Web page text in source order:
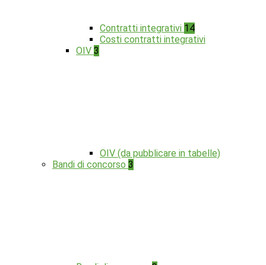
Contratti integrativi 14
Costi contratti integrativi
OIV 3
OIV (da pubblicare in tabelle)
Bandi di concorso 3